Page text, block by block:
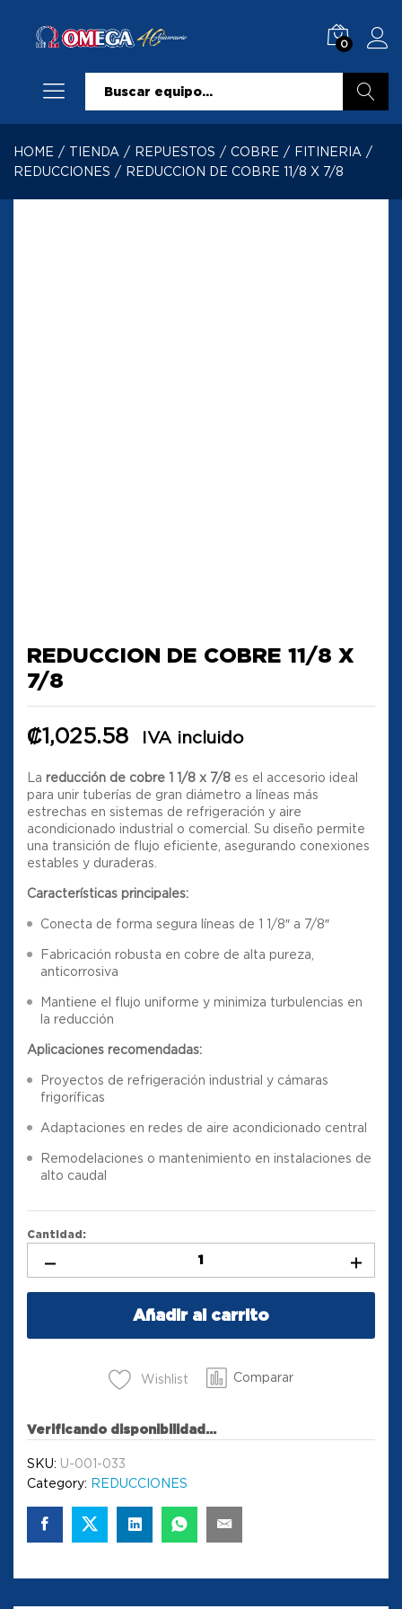
0
HOME / TIENDA / REPUESTOS / COBRE / FITINERIA /
REDUCCIONES / REDUCCION DE COBRE 11/8 X 7/8
REDUCCION DE COBRE 11/8 X
7/8
₡1,025.58 IVA incluido
La reducción de cobre 1 1/8 x 7/8 es el accesorio ideal
para unir tuberías de gran diámetro a líneas más
estrechas en sistemas de refrigeración y aire
acondicionado industrial o comercial. Su diseño permite
una transición de flujo eficiente, asegurando conexiones
estables y duraderas.
Características principales:
Conecta de forma segura líneas de 1 1/8″ a 7/8″
Fabricación robusta en cobre de alta pureza,
anticorrosiva
Mantiene el flujo uniforme y minimiza turbulencias en
la reducción
Aplicaciones recomendadas:
Proyectos de refrigeración industrial y cámaras
frigoríficas
Adaptaciones en redes de aire acondicionado central
Remodelaciones o mantenimiento en instalaciones de
alto caudal
Cantidad:
Añadir al carrito
Wishlist Comparar
Verificando disponibilidad...
SKU: U-001-033
Category: REDUCCIONES